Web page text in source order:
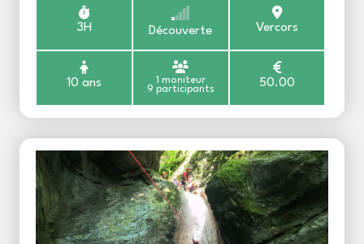
3H Découverte Vercors
10 ans
1 moniteur
9 participants
50.00